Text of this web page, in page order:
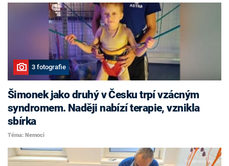
3 fotografie
Šimonek jako druhý v Česku trpí vzácným
syndromem. Naději nabízí terapie, vznikla
sbírka
Téma: Nemoci